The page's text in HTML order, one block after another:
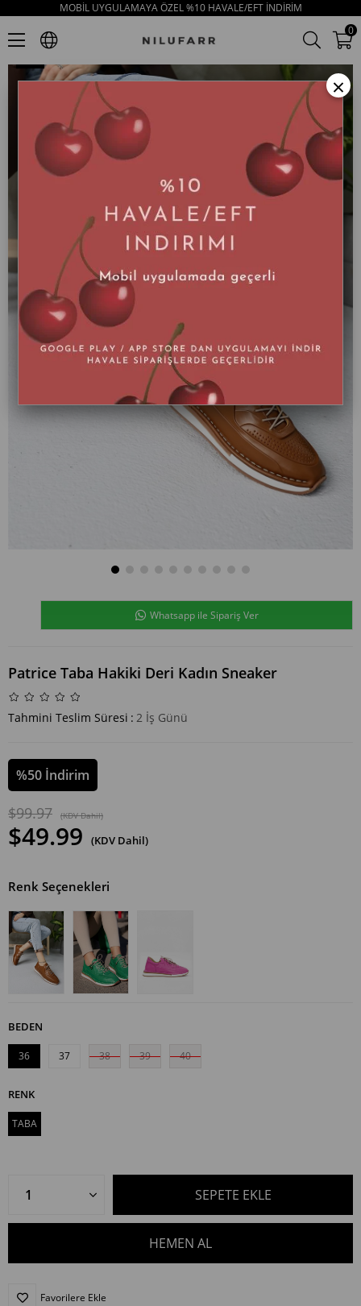
MOBİL UYGULAMAYA ÖZEL %10 HAVALE/EFT İNDİRİM
0
Patrice Taba Hakiki Deri Kadın Sneaker
Whatsapp ile Sipariş Ver
Patrice Taba Hakiki Deri Kadın Sneaker
Tahmini Teslim Süresi : 2 İş Günü
%50 İndirim
$99.97 (KDV Dahil)
$49.99 (KDV Dahil)
Renk Seçenekleri
BEDEN
36 37 38 39 40
RENK
TABA
Favorilere Ekle
×